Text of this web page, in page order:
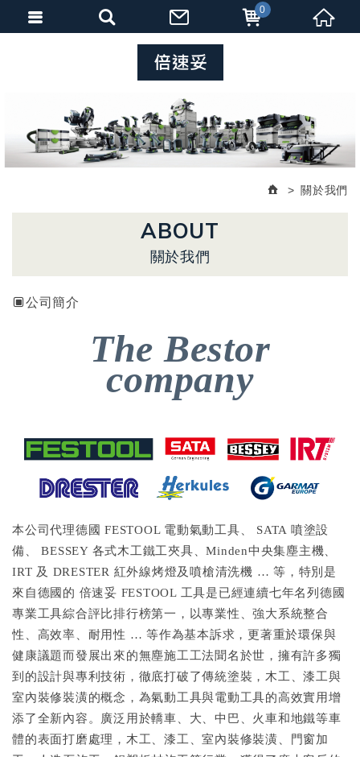
關於我們
ABOUT
關於我們
公司簡介
The Bestor
company
本公司代理德國 FESTOOL 電動氣動工具、 SATA 噴塗設
備、 BESSEY 各式木工鐵工夾具、Minden中央集塵主機、
IRT 及 DRESTER 紅外線烤燈及噴槍清洗機 … 等，特別是
來自德國的 倍速妥 FESTOOL 工具是已經連續七年名列德國
專業工具綜合評比排行榜第一，以專業性、強大系統整合
性、高效率、耐用性 … 等作為基本訴求，更著重於環保與
健康議題而發展出來的無塵施工工法聞名於世，擁有許多獨
到的設計與專利技術，徹底打破了傳統塗裝，木工、漆工與
室內裝修裝潢的概念，為氣動工具與電動工具的高效實用增
添了全新內容。廣泛用於轎車、大、中巴、火車和地鐵等車
體的表面打磨處理，木工、漆工、室內裝修裝潢、門窗加
0